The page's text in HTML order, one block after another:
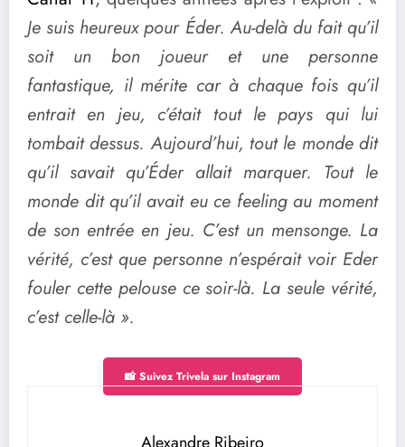
Je suis heureux pour Éder. Au-delà du fait qu’il
soit un bon joueur et une personne
fantastique, il mérite car à chaque fois qu’il
entrait en jeu, c’était tout le pays qui lui
tombait dessus. Aujourd’hui, tout le monde dit
qu’il savait qu’Éder allait marquer. Tout le
monde dit qu’il avait eu ce feeling au moment
de son entrée en jeu. C’est un mensonge. La
vérité, c’est que personne n’espérait voir Eder
fouler cette pelouse ce soir-là. La seule vérité,
c’est celle-là ».
📸 Suivez Trivela sur Instagram